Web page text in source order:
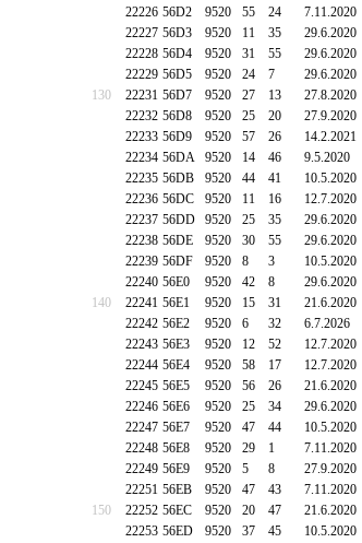
22226 56D2 9520 55 24 7.11.2020
22227 56D3 9520 11 35 29.6.2020
22228 56D4 9520 31 55 29.6.2020
22229 56D5 9520 24 7 29.6.2020
130
22231 56D7 9520 27 13 27.8.2020
22232 56D8 9520 25 20 27.9.2020
22233 56D9 9520 57 26 14.2.2021
22234 56DA 9520 14 46 9.5.2020
22235 56DB 9520 44 41 10.5.2020
22236 56DC 9520 11 16 12.7.2020
22237 56DD 9520 25 35 29.6.2020
22238 56DE 9520 30 55 29.6.2020
22239 56DF 9520 8 3 10.5.2020
22240 56E0 9520 42 8 29.6.2020
140
22241 56E1 9520 15 31 21.6.2020
22242 56E2 9520 6 32 6.7.2026
22243 56E3 9520 12 52 12.7.2020
22244 56E4 9520 58 17 12.7.2020
22245 56E5 9520 56 26 21.6.2020
22246 56E6 9520 25 34 29.6.2020
22247 56E7 9520 47 44 10.5.2020
22248 56E8 9520 29 1 7.11.2020
22249 56E9 9520 5 8 27.9.2020
22251 56EB 9520 47 43 7.11.2020
150
22252 56EC 9520 20 47 21.6.2020
22253 56ED 9520 37 45 10.5.2020